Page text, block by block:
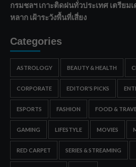
กรมชลฯ เกาะติดฝนทั่วประเทศ เตรียม
หลาก เฝ้าระวังพื้นที่เสี่ยง
Categories
ASTROLOGY BEAUTY & HEALTH
CORPORATE EDITOR'S PICKS
ESPORTS FASHION FOOD &
GAMING LIFESTYLE MOVIES
RED CARPET SERIES & STREAMING